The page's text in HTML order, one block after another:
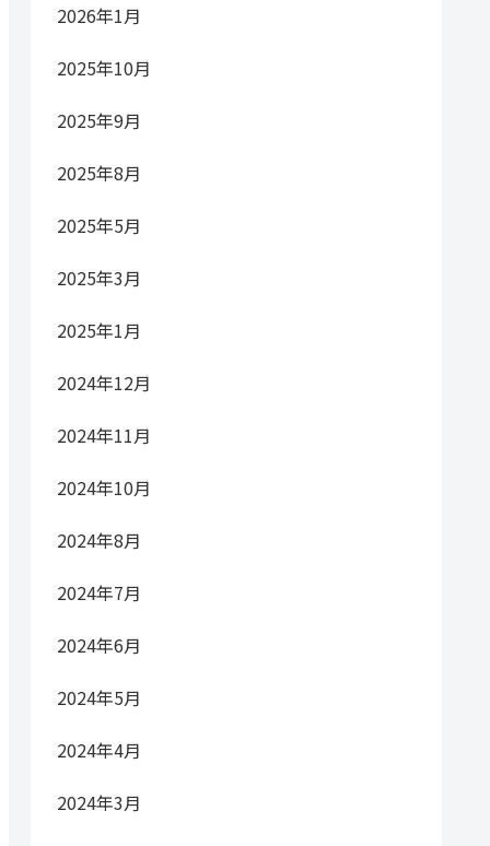
2026年1月
2025年10月
2025年9月
2025年8月
2025年5月
2025年3月
2025年1月
2024年12月
2024年11月
2024年10月
2024年8月
2024年7月
2024年6月
2024年5月
2024年4月
2024年3月